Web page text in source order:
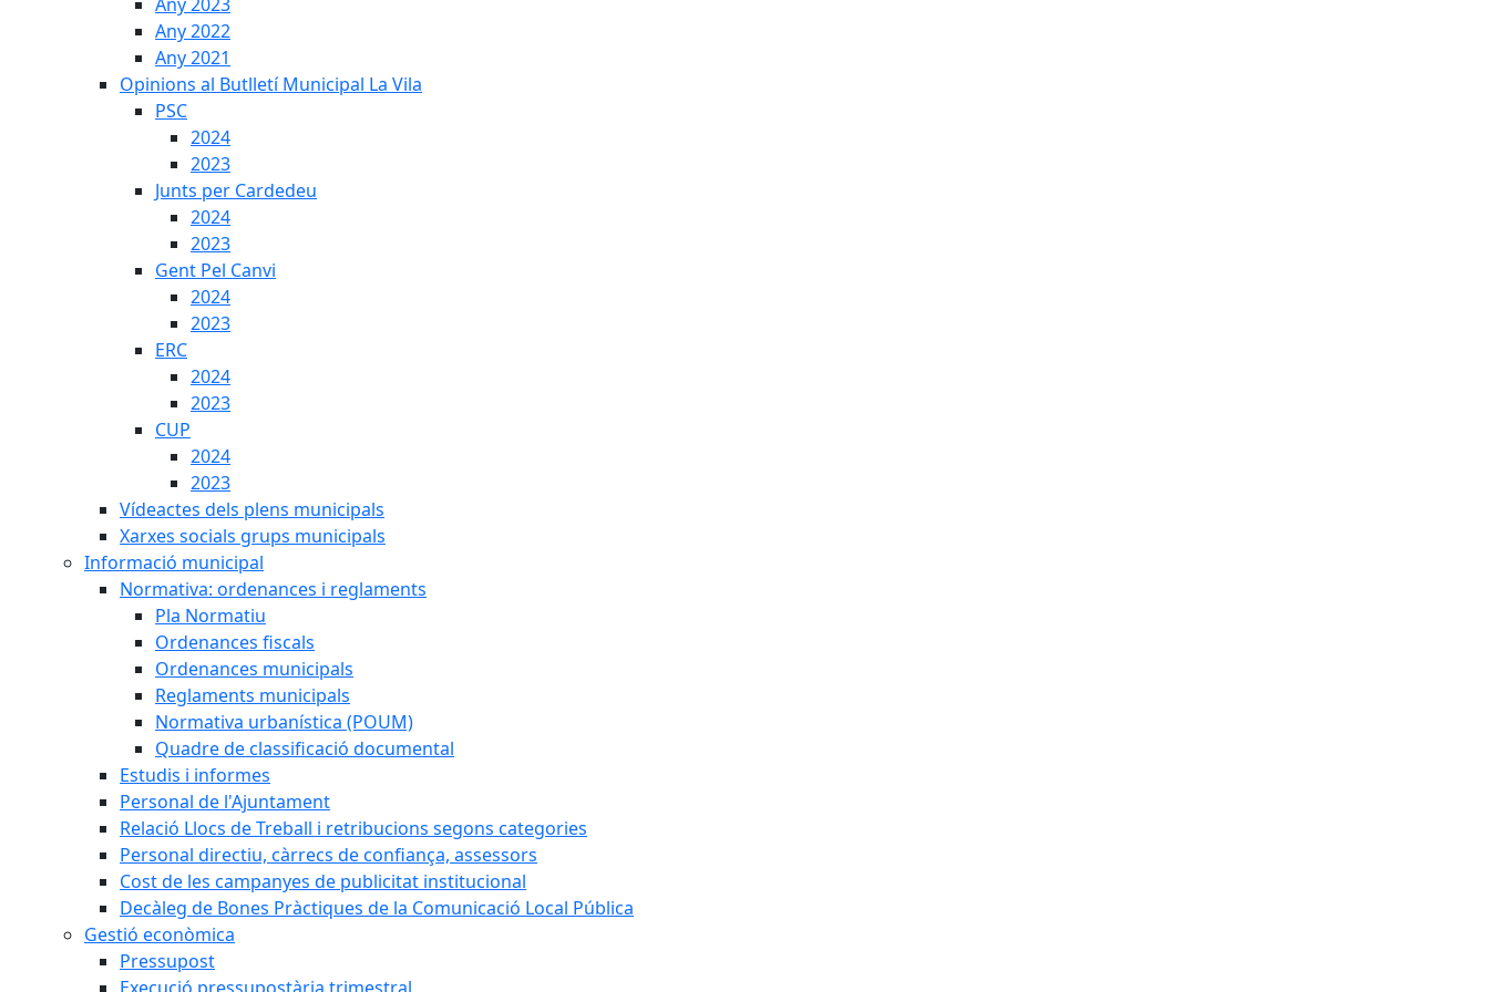
Any 2022
Any 2021
Opinions al Butlletí Municipal La Vila
PSC
2024
2023
Junts per Cardedeu
2024
2023
Gent Pel Canvi
2024
2023
ERC
2024
2023
CUP
2024
2023
Vídeactes dels plens municipals
Xarxes socials grups municipals
Informació municipal
Normativa: ordenances i reglaments
Pla Normatiu
Ordenances fiscals
Ordenances municipals
Reglaments municipals
Normativa urbanística (POUM)
Quadre de classificació documental
Estudis i informes
Personal de l'Ajuntament
Relació Llocs de Treball i retribucions segons categories
Personal directiu, càrrecs de confiança, assessors
Cost de les campanyes de publicitat institucional
Decàleg de Bones Pràctiques de la Comunicació Local Pública
Gestió econòmica
Pressupost